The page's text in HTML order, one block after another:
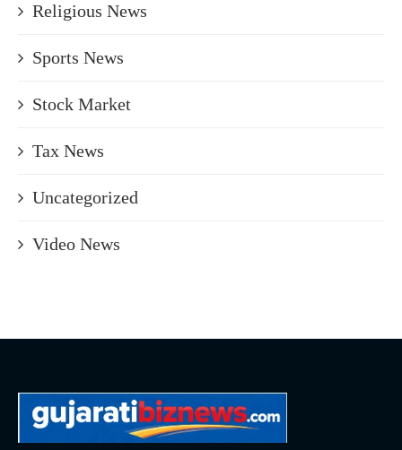
Religious News
Sports News
Stock Market
Tax News
Uncategorized
Video News